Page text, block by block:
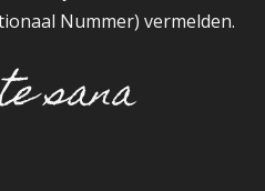
Nummer) vermelden.
sana